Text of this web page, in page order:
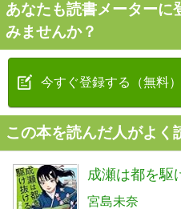
あなたも読書メーターに
みませんか？
今すぐ登録する（無料）
この本を読んだ人がよく
成瀬は都を駆
宮島未奈